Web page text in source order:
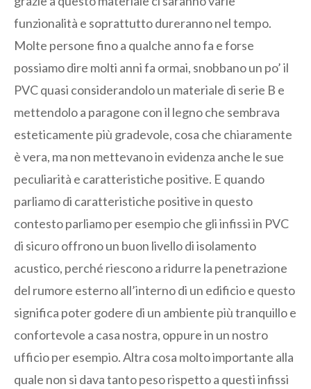
funzionalità e soprattutto dureranno nel tempo.
Molte persone fino a qualche anno fa e forse
possiamo dire molti anni fa ormai, snobbano un po’ il
PVC quasi considerandolo un materiale di serie B e
mettendolo a paragone con il legno che sembrava
esteticamente più gradevole, cosa che chiaramente
è vera, ma non mettevano in evidenza anche le sue
peculiarità e caratteristiche positive. E quando
parliamo di caratteristiche positive in questo
contesto parliamo per esempio che gli infissi in PVC
di sicuro offrono un buon livello di isolamento
acustico, perché riescono a ridurre la penetrazione
del rumore esterno all’interno di un edificio e questo
significa poter godere di un ambiente più tranquillo e
confortevole a casa nostra, oppure in un nostro
ufficio per esempio. Altra cosa molto importante alla
quale non si dava tanto peso rispetto a questi infissi